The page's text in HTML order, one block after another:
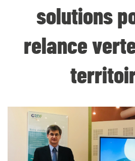
solutions
relance